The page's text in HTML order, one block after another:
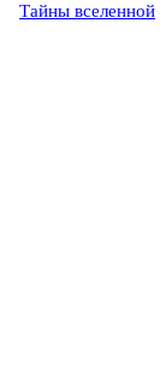
Тайны вселенной